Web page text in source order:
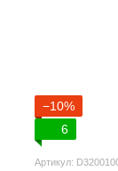
−10%
6
Артикул: